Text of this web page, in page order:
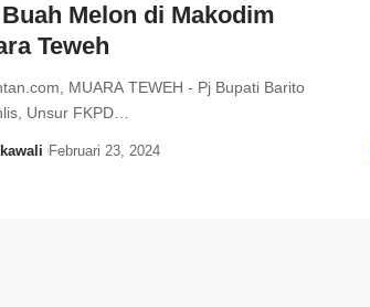
Melon di Makodim
Teweh
MUARA TEWEH - Pj Bupati Barito
Unsur FKPD…
Februari 23, 2024